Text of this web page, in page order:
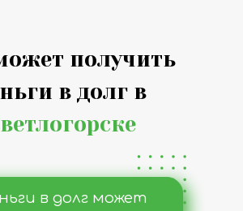
получить
в долг в
в долг может